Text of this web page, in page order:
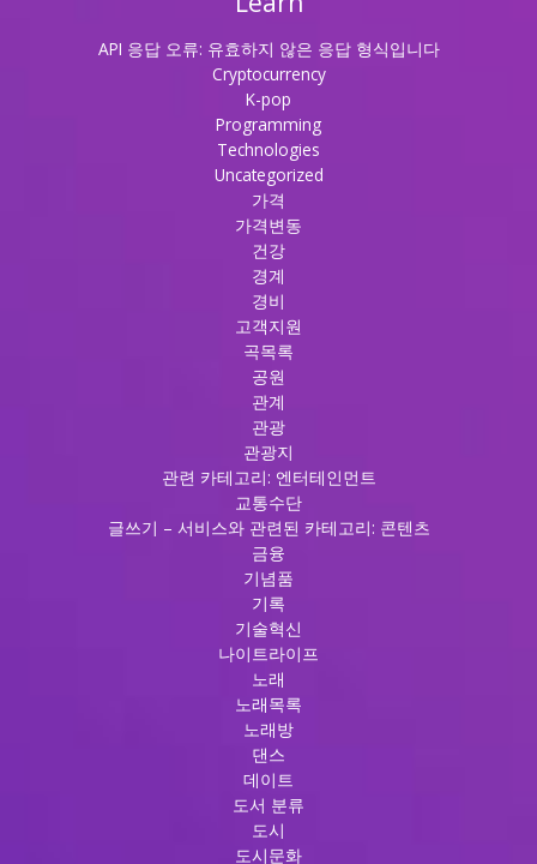
API 응답 오류: 유효하지 않은 응답 형식입니다
Cryptocurrency
K-pop
Programming
Technologies
Uncategorized
가격
가격변동
건강
경계
경비
고객지원
곡목록
공원
관계
관광
관광지
관련 카테고리: 엔터테인먼트
교통수단
글쓰기 – 서비스와 관련된 카테고리: 콘텐츠
금융
기념품
기록
기술혁신
나이트라이프
노래
노래목록
노래방
댄스
데이트
도서 분류
도시
도시문화